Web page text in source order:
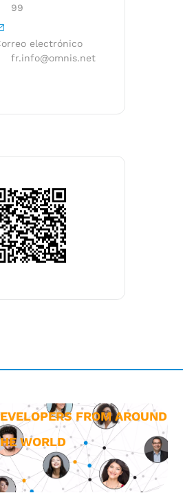
99
electrónico
fr.info@omnis.net
FROM AROUND
WORLD